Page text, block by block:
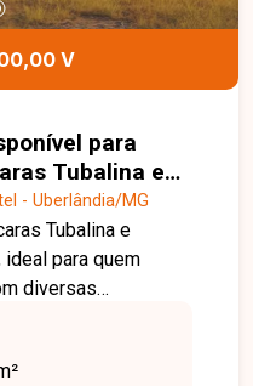
V
para
Tubalina e
MG
- Uberlândia/MG
Tubalina e
ideal para quem
diversas
pela
ideal para projetos